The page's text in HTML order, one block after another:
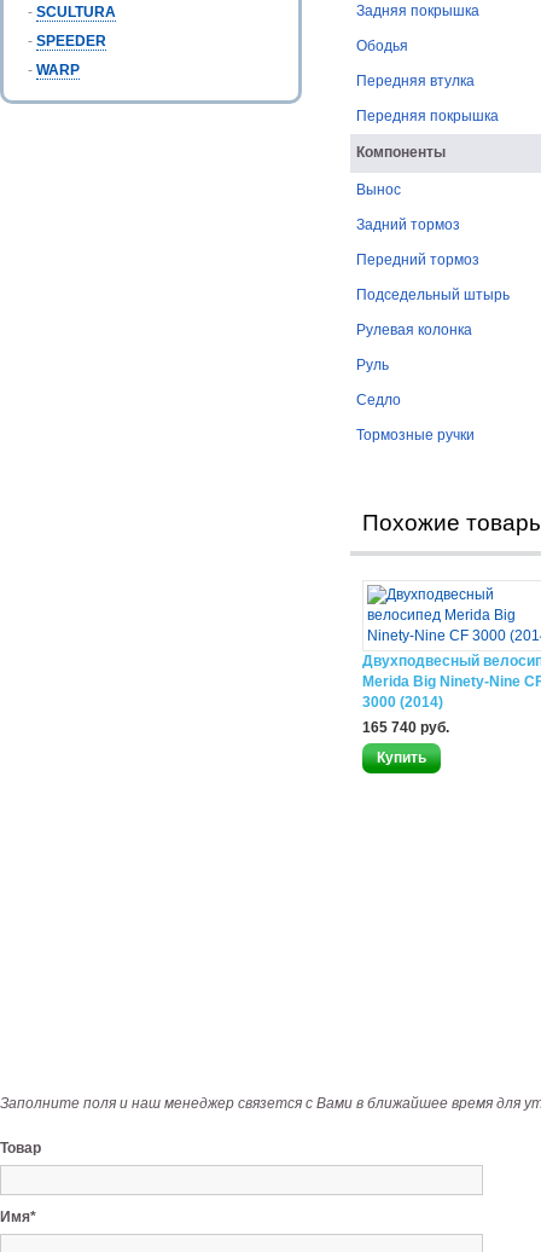
- SCULTURA
- SPEEDER
- WARP
Задняя покрышка
Ободья
Передняя втулка
Передняя покрышка
Компоненты
Вынос
Задний тормоз
Передний тормоз
Подседельный штырь
Рулевая колонка
Руль
Седло
Тормозные ручки
Похожие
Двухподвесный
Merida Big Ninety-Nine
3000 (2014)
165 740 руб.
Заполните поля и наш менеджер связется с Вами в ближайшее время для
Товар
Имя*